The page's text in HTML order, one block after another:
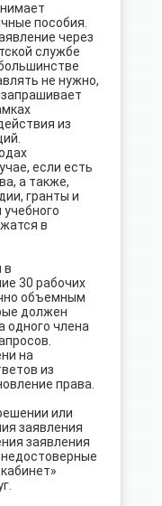
пособия.
через
службе
не нужно,
из
если есть
а также,
гранты и
в
в
30 рабочих
объемным
должен
одного члена
на
из
права.
или
заявления
заявления